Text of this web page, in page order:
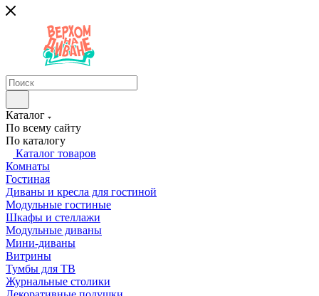
Каталог
По всему сайту
По каталогу
Каталог товаров
Комнаты
Гостиная
Диваны и кресла для гостиной
Модульные гостиные
Шкафы и стеллажи
Модульные диваны
Мини-диваны
Витрины
Тумбы для ТВ
Журнальные столики